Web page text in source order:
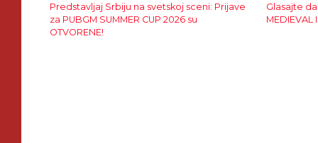
Predstavljaj Srbiju na svetskoj sceni: Prijave
za PUBGM SUMMER CUP 2026 su
OTVORENE!
Glasajte
MEDIEVAL